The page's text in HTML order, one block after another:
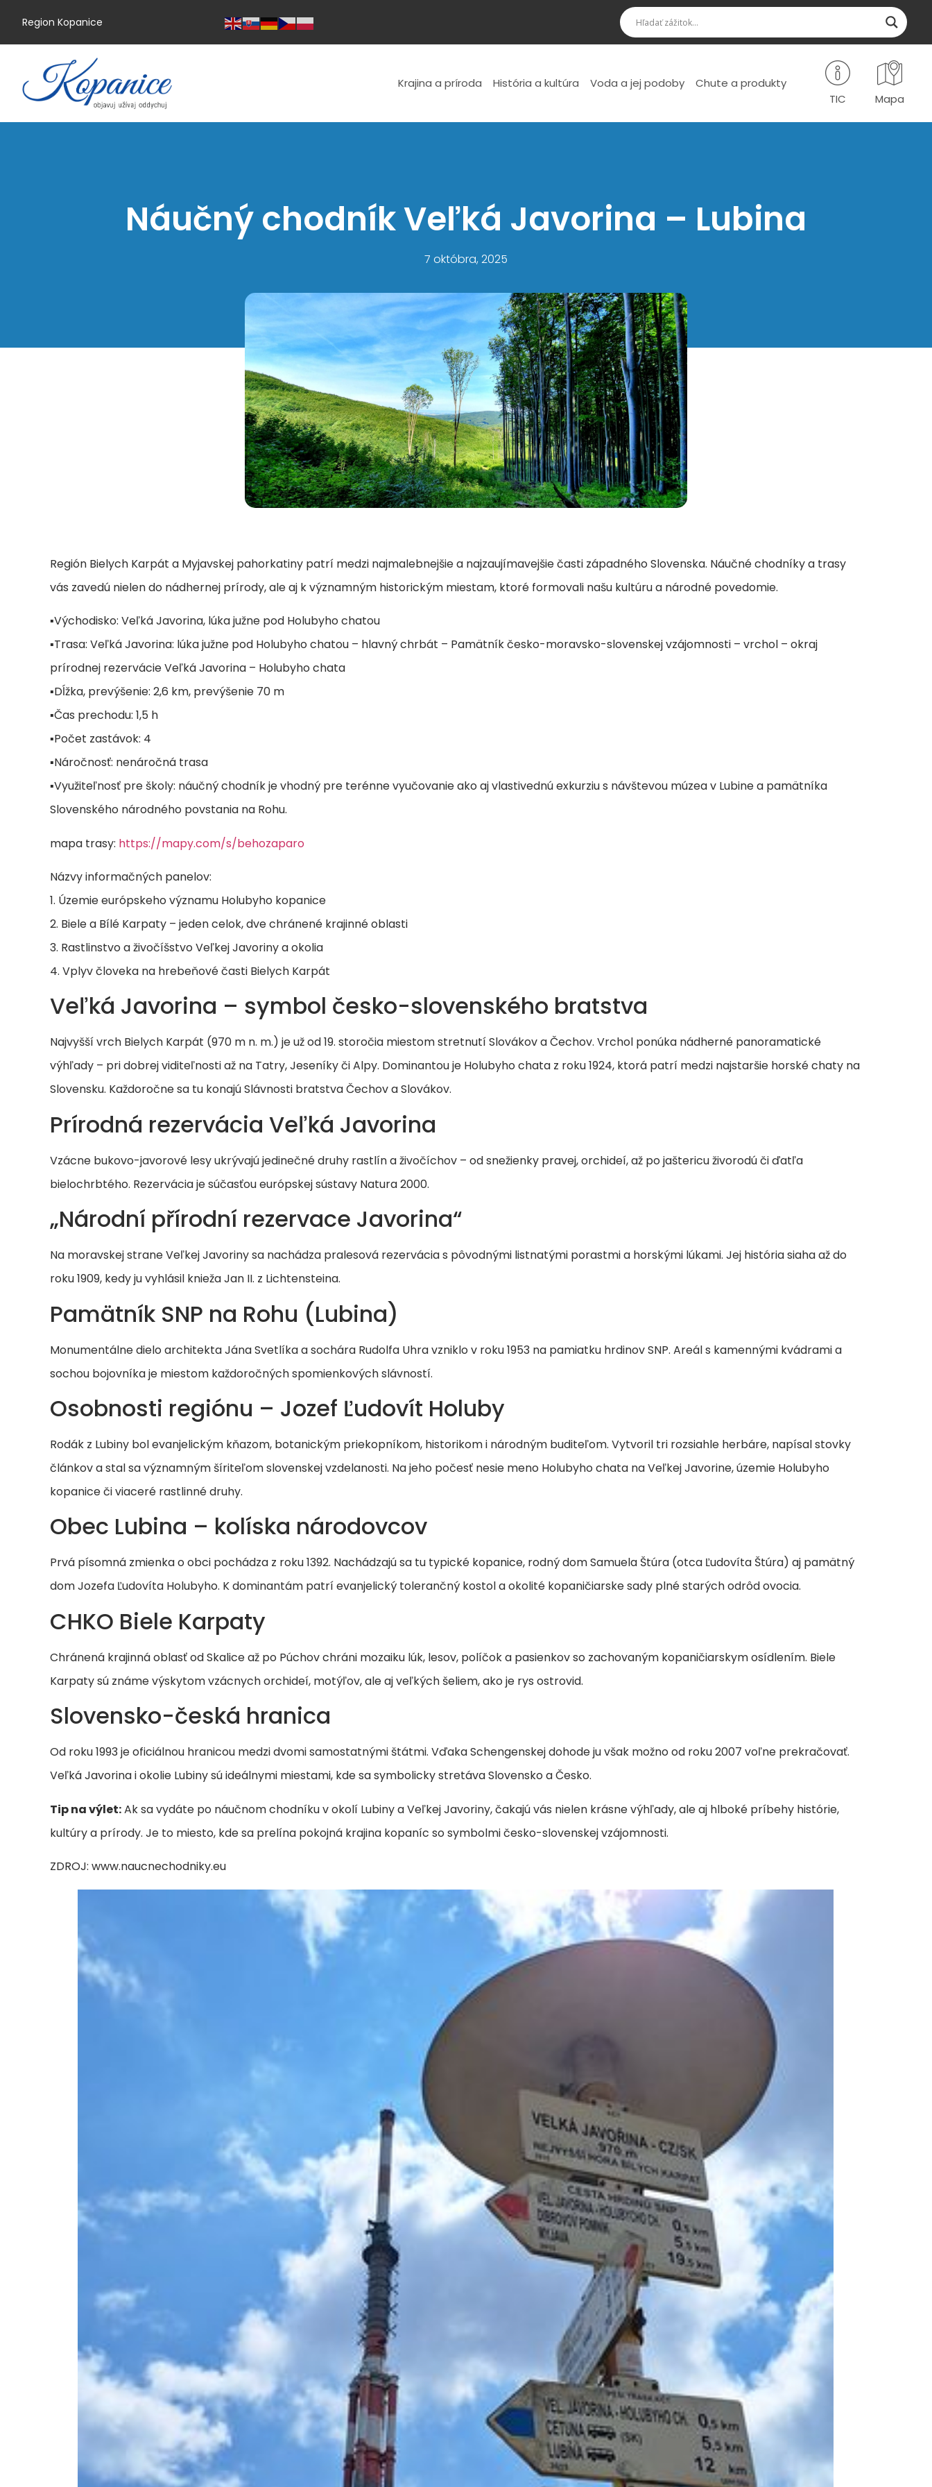
Region Kopanice
Krajina a príroda História a kultúra Voda a jej podoby
Chute a produkty
TIC
Mapa
Náučný chodník Veľká Javorina – Lubina
7 októbra, 2025
Región Bielych Karpát a Myjavskej pahorkatiny patrí medzi najmalebnejšie a najzaujímavejšie časti západného Slovenska. Náučné chodníky a trasy
vás zavedú nielen do nádhernej prírody, ale aj k významným historickým miestam, ktoré formovali našu kultúru a národné povedomie.
▪Východisko: Veľká Javorina, lúka južne pod Holubyho chatou
▪Trasa: Veľká Javorina: lúka južne pod Holubyho chatou – hlavný chrbát – Pamätník česko-moravsko-slovenskej vzájomnosti – vrchol – okraj
prírodnej rezervácie Veľká Javorina – Holubyho chata
▪Dĺžka, prevýšenie: 2,6 km, prevýšenie 70 m
▪Čas prechodu: 1,5 h
▪Počet zastávok: 4
▪Náročnosť: nenáročná trasa
▪Využiteľnosť pre školy: náučný chodník je vhodný pre terénne vyučovanie ako aj vlastivednú exkurziu s návštevou múzea v Lubine a pamätníka
Slovenského národného povstania na Rohu.
mapa trasy: https://mapy.com/s/behozaparo
Názvy informačných panelov:
1. Územie európskeho významu Holubyho kopanice
2. Biele a Bílé Karpaty – jeden celok, dve chránené krajinné oblasti
3. Rastlinstvo a živočíšstvo Veľkej Javoriny a okolia
4. Vplyv človeka na hrebeňové časti Bielych Karpát
Veľká Javorina – symbol česko-slovenského bratstva
Najvyšší vrch Bielych Karpát (970 m n. m.) je už od 19. storočia miestom stretnutí Slovákov a Čechov. Vrchol ponúka nádherné panoramatické
výhľady – pri dobrej viditeľnosti až na Tatry, Jeseníky či Alpy. Dominantou je Holubyho chata z roku 1924, ktorá patrí medzi najstaršie horské chaty na
Slovensku. Každoročne sa tu konajú Slávnosti bratstva Čechov a Slovákov.
Prírodná rezervácia Veľká Javorina
Vzácne bukovo-javorové lesy ukrývajú jedinečné druhy rastlín a živočíchov – od snežienky pravej, orchideí, až po jaštericu živorodú či ďatľa
bielochrbtého. Rezervácia je súčasťou európskej sústavy Natura 2000.
„Národní přírodní rezervace Javorina“
Na moravskej strane Veľkej Javoriny sa nachádza pralesová rezervácia s pôvodnými listnatými porastmi a horskými lúkami. Jej história siaha až do
roku 1909, kedy ju vyhlásil knieža Jan II. z Lichtensteina.
Pamätník SNP na Rohu (Lubina)
Monumentálne dielo architekta Jána Svetlíka a sochára Rudolfa Uhra vzniklo v roku 1953 na pamiatku hrdinov SNP. Areál s kamennými kvádrami a
sochou bojovníka je miestom každoročných spomienkových slávností.
Osobnosti regiónu – Jozef Ľudovít Holuby
Rodák z Lubiny bol evanjelickým kňazom, botanickým priekopníkom, historikom i národným buditeľom. Vytvoril tri rozsiahle herbáre, napísal stovky
článkov a stal sa významným šíriteľom slovenskej vzdelanosti. Na jeho počesť nesie meno Holubyho chata na Veľkej Javorine, územie Holubyho
kopanice či viaceré rastlinné druhy.
Obec Lubina – kolíska národovcov
Prvá písomná zmienka o obci pochádza z roku 1392. Nachádzajú sa tu typické kopanice, rodný dom Samuela Štúra (otca Ľudovíta Štúra) aj pamätný
dom Jozefa Ľudovíta Holubyho. K dominantám patrí evanjelický tolerančný kostol a okolité kopaničiarske sady plné starých odrôd ovocia.
CHKO Biele Karpaty
Chránená krajinná oblasť od Skalice až po Púchov chráni mozaiku lúk, lesov, políčok a pasienkov so zachovaným kopaničiarskym osídlením. Biele
Karpaty sú známe výskytom vzácnych orchideí, motýľov, ale aj veľkých šeliem, ako je rys ostrovid.
Slovensko-česká hranica
Od roku 1993 je oficiálnou hranicou medzi dvomi samostatnými štátmi. Vďaka Schengenskej dohode ju však možno od roku 2007 voľne prekračovať.
Veľká Javorina i okolie Lubiny sú ideálnymi miestami, kde sa symbolicky stretáva Slovensko a Česko.
Tip na výlet:Ak sa vydáte po náučnom chodníku v okolí Lubiny a Veľkej Javoriny, čakajú vás nielen krásne výhľady, ale aj hlboké príbehy histórie,
kultúry a prírody. Je to miesto, kde sa prelína pokojná krajina kopaníc so symbolmi česko-slovenskej vzájomnosti.
ZDROJ: www.naucnechodniky.eu